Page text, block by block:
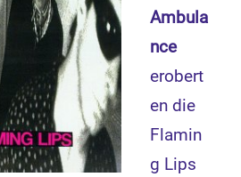
Ambula
nce
erobert
en die
Flamin
g Lips